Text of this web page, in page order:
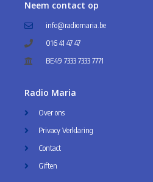
Neem contact op
info@radiomaria.be
016 41 47 47
BE49 7333 7333 7771
Radio Maria
Over ons
Privacy Verklaring
Contact
Giften